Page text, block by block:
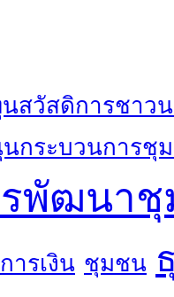
สวัสดิการชาว
กระบวนการชุ
พัฒนา
การเงิน ชุมชน